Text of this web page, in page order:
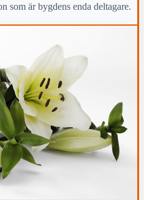
som är bygdens enda deltagare.